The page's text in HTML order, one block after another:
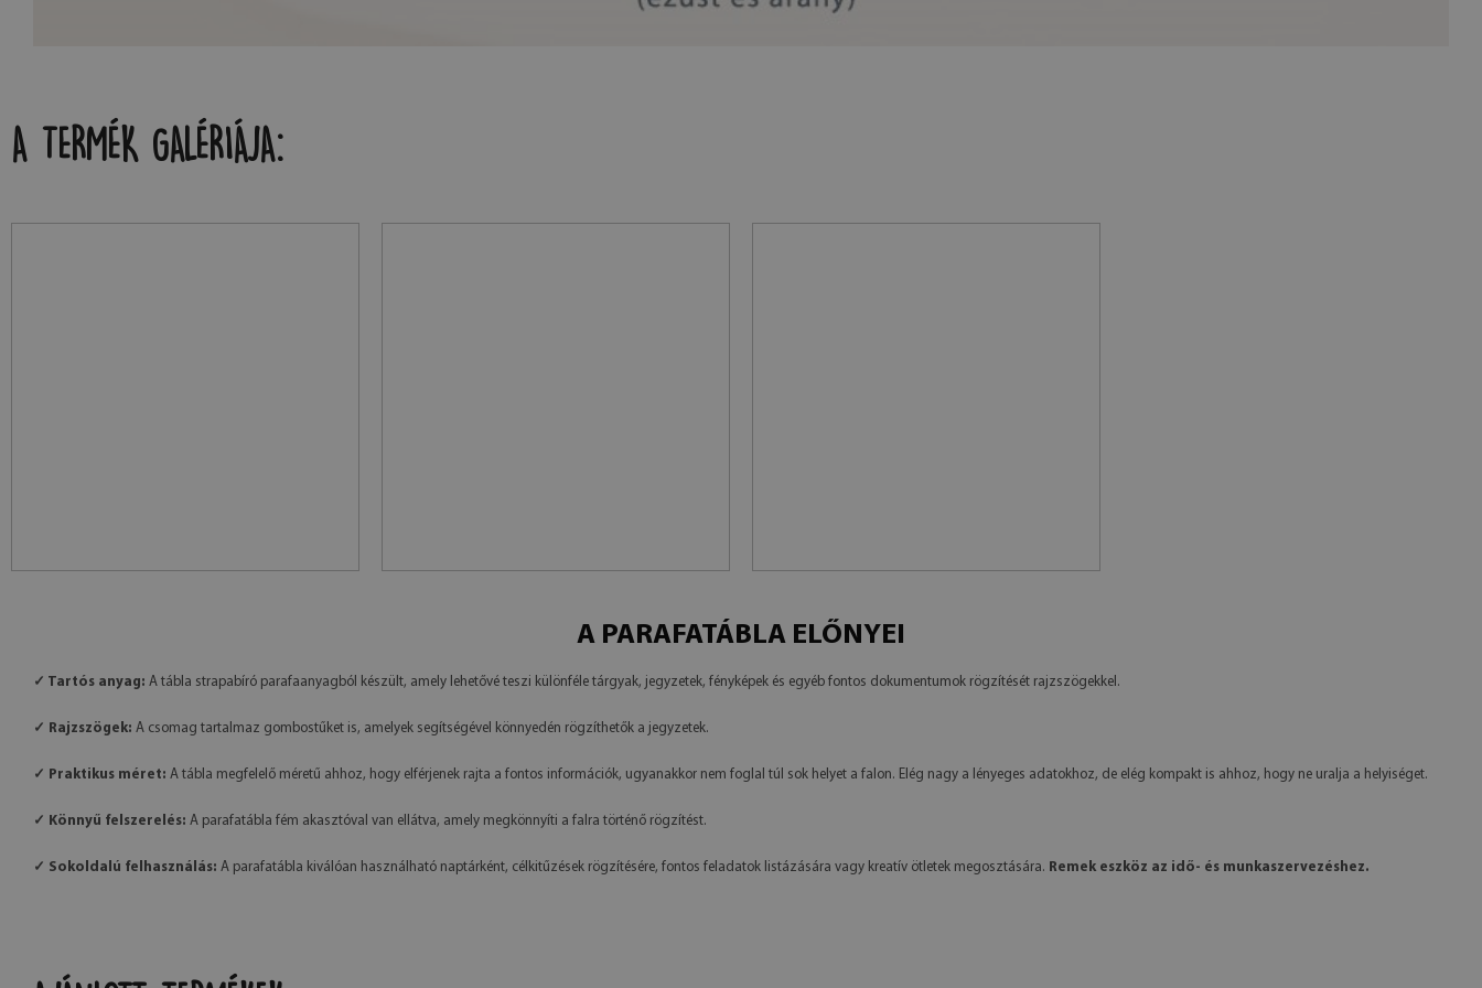
A TERMÉK GALÉRIÁJA:
A PARAFATÁBLA ELŐNYEI
✓ Tartós anyag: A tábla strapabíró parafaanyagból készült, amely lehetővé teszi különféle tárgyak, jegyzetek, fényképek és egyéb fontos dokumentumok rögzítését rajzszögekkel.
✓ Rajzszögek: A csomag tartalmaz gombostűket is, amelyek segítségével könnyedén rögzíthetők a jegyzetek.
✓ Praktikus méret: A tábla megfelelő méretű ahhoz, hogy elférjenek rajta a fontos információk, ugyanakkor nem foglal túl sok helyet a falon. Elég nagy a lényeges adatokhoz, de elég kompakt is ahhoz, hogy ne uralja a helyiséget.
✓ Könnyű felszerelés: A parafatábla fém akasztóval van ellátva, amely megkönnyíti a falra történő rögzítést.
✓ Sokoldalú felhasználás: A parafatábla kiválóan használható naptárként, célkitűzések rögzítésére, fontos feladatok listázására vagy kreatív ötletek megosztására. Remek eszköz az idő- és munkaszervezéshez.